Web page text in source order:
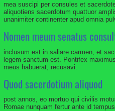
mea suscipi per consules et
aliquotiens sacerdotum quattuor
unanimiter continenter apud omnia
Nomen meum senatus
inclusum est in saliare carmen, et
legem sanctum est. Pontifex
meus habuerat, recusavi.
Quod sacerdotium aliquod
post annos, eo mortuo qui civilis
Romae nunquam fertur ante id